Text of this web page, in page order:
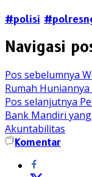
#polisi
Navigasi
Pos sebelumnya
Rumah Huniannya
Pos selanjutnya
Bank Mandiri
Akuntabilitas
Komentar